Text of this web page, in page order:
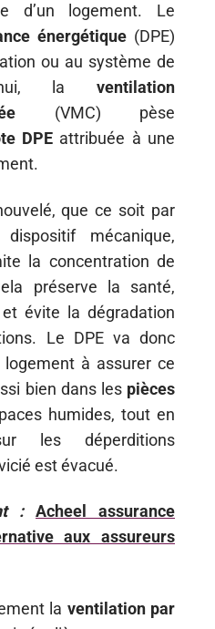
d’un logement. Le
énergétique (DPE)
ou au système de
la ventilation
(VMC) pèse
DPE attribuée à une
que ce soit par
mécanique,
la concentration de
préserve la santé,
évite la dégradation
Le DPE va donc
à assurer ce
bien dans les pièces
humides, tout en
les déperditions
est évacué.
:
Acheel assurance
aux assureurs
la ventilation par